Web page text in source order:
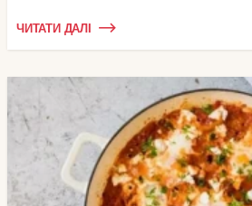
ЧИТАТИ ДАЛІ